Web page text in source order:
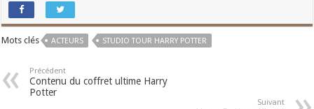
Mots clés ACTEURS STUDIO TOUR HARRY POTTER
Précédent
Contenu du coffret ultime Harry
Potter
Suivant